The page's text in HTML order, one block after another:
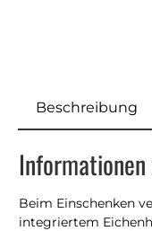
Beschreibung
Beim Einschenken
integriertem